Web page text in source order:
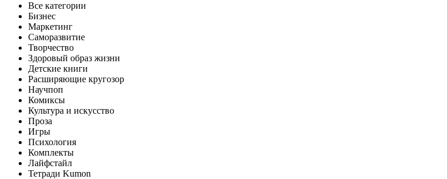
Все категории
Бизнес
Маркетинг
Саморазвитие
Творчество
Здоровый образ жизни
Детские книги
Расширяющие кругозор
Научпоп
Комиксы
Культура и искусство
Проза
Игры
Психология
Комплекты
Лайфстайл
Тетради Kumon